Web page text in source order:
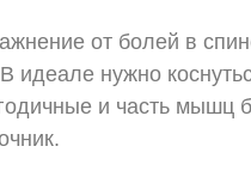
от болей в
идеале нужно
и часть мышц